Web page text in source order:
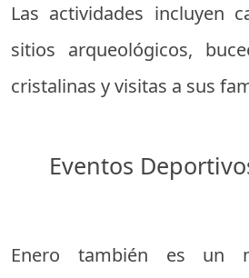
Las actividades incluyen
sitios arqueológicos,
cristalinas y visitas a sus
Eventos
Enero también es un